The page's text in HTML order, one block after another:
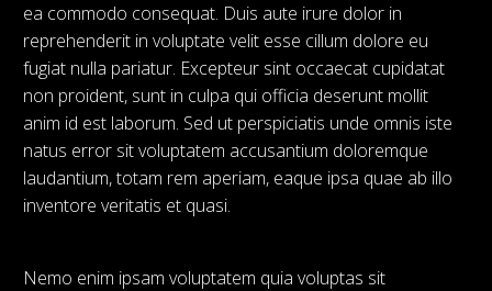
ea commodo consequat. Duis aute irure dolor in
reprehenderit in voluptate velit esse cillum dolore eu
fugiat nulla pariatur. Excepteur sint occaecat cupidatat
non proident, sunt in culpa qui officia deserunt mollit
anim id est laborum. Sed ut perspiciatis unde omnis iste
natus error sit voluptatem accusantium doloremque
laudantium, totam rem aperiam, eaque ipsa quae ab illo
inventore veritatis et quasi.
Nemo enim ipsam voluptatem quia voluptas sit